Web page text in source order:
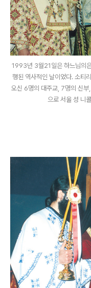
1993년 3월21일은 하느님의
행된 역사적인 날이었다. 소티
오신 6명의 대주교, 7명의 신
으로 서울 성 니